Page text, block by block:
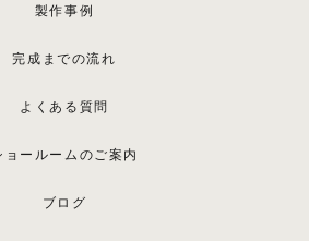
製作事例
完成までの流れ
よくある質問
ョールームのご案内
ブログ